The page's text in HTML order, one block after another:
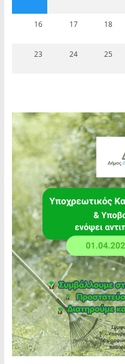
16 17 18
23 24 25